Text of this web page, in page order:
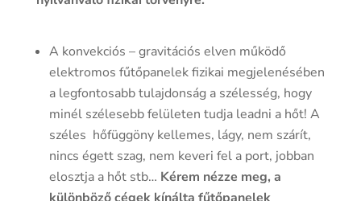
A konvekciós – gravitációs elven működő
elektromos fűtőpanelek fizikai megjelenésében
a legfontosabb tulajdonság a szélesség, hogy
minél szélesebb felületen tudja leadni a hőt! A
széles hőfüggöny kellemes, lágy, nem szárít,
nincs égett szag, nem keveri fel a port, jobban
elosztja a hőt stb… Kérem nézze meg, a